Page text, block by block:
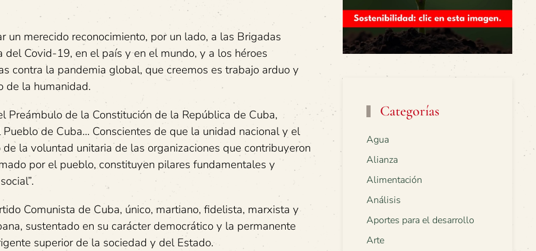
merecido reconocimiento, por un lado, a las Brigadas
Covid-19, en el país y en el mundo, y a los héroes
contra la pandemia global, que creemos es trabajo arduo y
de la humanidad.
Preámbulo de la Constitución de la República de Cuba,
de Cuba… Conscientes de que la unidad nacional y el
la voluntad unitaria de las organizaciones que contribuyeron
por el pueblo, constituyen pilares fundamentales y
Comunista de Cuba, único, martiano, fidelista, marxista y
sustentado en su carácter democrático y la permanente
superior de la sociedad y del Estado.
Categorías
Agua
Alianza
Alimentación
Análisis
Aportes para el desarrollo
Arte